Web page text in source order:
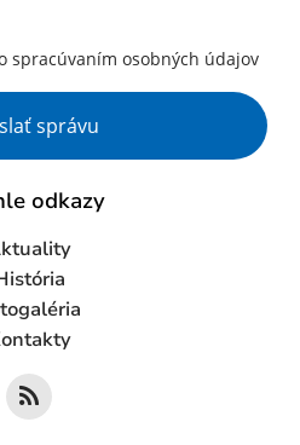
spracúvaním osobných údajov
správu
odkazy